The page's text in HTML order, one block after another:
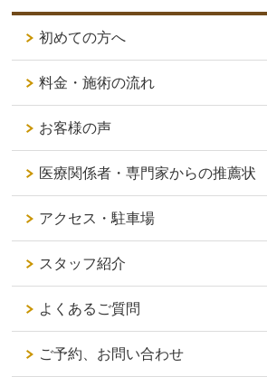
初めての方へ
料金・施術の流れ
お客様の声
医療関係者・専門家からの推薦状
アクセス・駐車場
スタッフ紹介
よくあるご質問
ご予約、お問い合わせ